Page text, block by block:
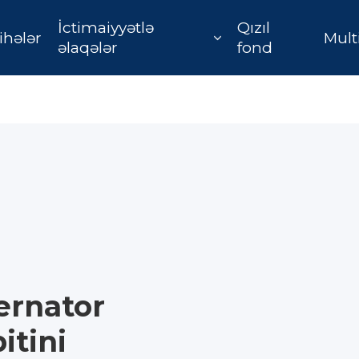
İctimaiyyətlə
əlaqələr
Qızıl
fond